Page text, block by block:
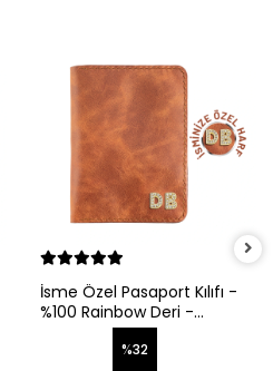
İsme Özel Pasaport Kılıfı -
%100 Rainbow Deri -
AK02003 - Tobacco
%32